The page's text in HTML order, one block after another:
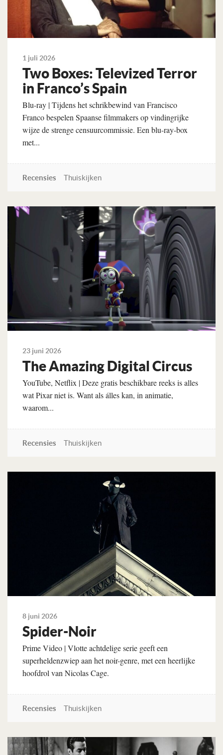
1 juli 2026
Two Boxes: Televized Terror
in Franco’s Spain
Blu-ray | Tijdens het schrikbewind van Francisco
Franco bespelen Spaanse filmmakers op vindingrijke
wijze de strenge censuurcommissie. Een blu-ray-box
met...
Recensies Thuiskijken
Lees verder
23 juni 2026
The Amazing Digital Circus
YouTube, Netflix | Deze gratis beschikbare reeks is alles
wat Pixar niet is. Want als álles kan, in animatie,
waarom...
Recensies Thuiskijken
Lees verder
8 juni 2026
Spider-Noir
Prime Video | Vlotte achtdelige serie geeft een
superheldenzwiep aan het noir-genre, met een heerlijke
hoofdrol van Nicolas Cage.
Recensies Thuiskijken
Lees verder